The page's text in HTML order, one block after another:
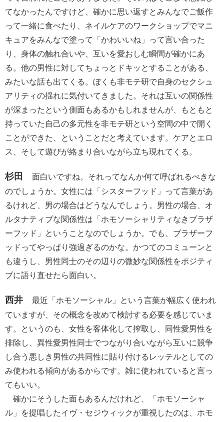
てなかったんですけど、確かに思い返すとみんなでご飯作
って一緒に食べたり、ネイルケアのワークショップでマニ
キュアをみんなで塗って「かわいいね」って言い合った
り、身体の触れ合いや、互いを愛おしむ瞬間が確かにあ
る。他の男性に対してちょっとドキッとすることがある、
みたいな話も出てくる。ぼくも非モテ研で自身のセクシュ
アリティの揺れに気付いてきました。それは互いの関係性
が深まったという側面もあるかもしれませんが、もともと
持っていた自己の多元性を非モテ研という空間の中で開く
ことができた、ということだと考えています。ケアとエロ
ス、そして遊びが絡まり合いながら立ち現れてくる。
杉田 面白いですね。それってなんか何て呼ばれるべきな
のでしょうか。女性には「シスターフッド」って言葉があ
るけれど、男の場合はどうなんでしょう。男性の場合、オ
ルタナティブな関係性は「ホモソーシャリティなきブラザ
ーフッド」ということなのでしょうか。でも、ブラザーフ
ッドってやっぱり強過ぎるのかな。かつてのコミューンと
も違うし、男性同士のその辺りの微妙な関係性をポジティ
ブに語り直せたら面白い。
西井 最近「ホモソーシャル」という言葉が幅広く使われ
ていますが、その概念を改めて検討する必要を感じていま
す。というのも、女性を客体化して搾取し、同性愛男性を
排除し、異性愛男性同士でつながり合いながら互いに競争
し合う悪しき男性の共同性に貼り付けるレッテルとしての
み使われる傾向があるからです。雑に使われていると言っ
てもいい。
確かにそうした面もあるんだけれど、「ホモソーシャ
ル」を提唱したイヴ・セジウィックが重視したのは、ホモ